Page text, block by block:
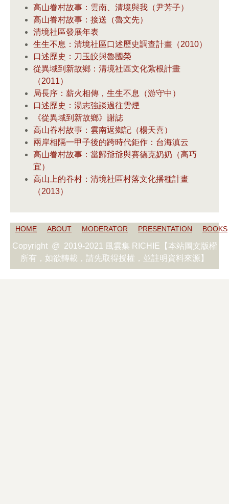
高山眷村故事：雲南、清境與我（尹芳子）
高山眷村故事：接送（魯文先）
清境社區發展年表
生生不息：清境社區口述歷史調查計畫（2010）
口述歷史：刀玉皎與魯國榮
從異域到新故鄉：清境社區文化紮根計畫
（2011）
局長序：薪火相傳，生生不息（游守中）
口述歷史：湯志強談過往雲煙
《從異域到新故鄉》謝誌
高山眷村故事：雲南返鄉記（楊天喜）
兩岸相隔一甲子後的跨時代鉅作：台海滇云
高山眷村故事：當歸爺爺與賽德克奶奶（高巧
宜）
高山上的眷村：清境社區村落文化播種計畫
（2013）
HOME ABOUT MODERATOR PRESENTATION BOOKS
Copyright @ 2019-2021 風雲集 RICHIE【本站圖文版權
所有，如欲轉載，請先取得授權，並註明資料來源】